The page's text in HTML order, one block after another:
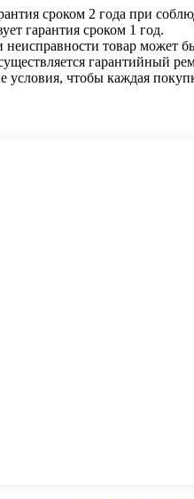
сроком 2 года при
гарантия сроком 1 год.
неисправности товар
гарантийный
чтобы каждая